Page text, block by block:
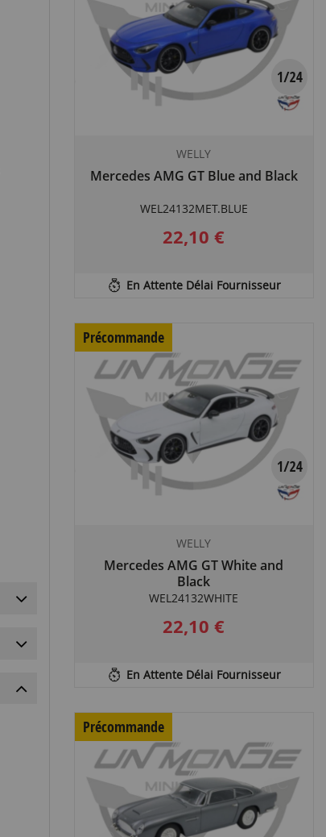
WELLY
Mercedes AMG GT Blue and Black
WEL24132MET.BLUE
22,10 €
En Attente Délai Fournisseur
Précommande
WELLY
Mercedes AMG GT White and
Black
WEL24132WHITE
22,10 €
En Attente Délai Fournisseur
Précommande